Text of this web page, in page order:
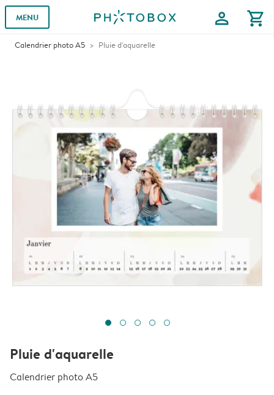
MENU profile shopping_cart
Calendrier photo A5 Pluie d'aquarelle
Pluie d'aquarelle
Calendrier photo A5